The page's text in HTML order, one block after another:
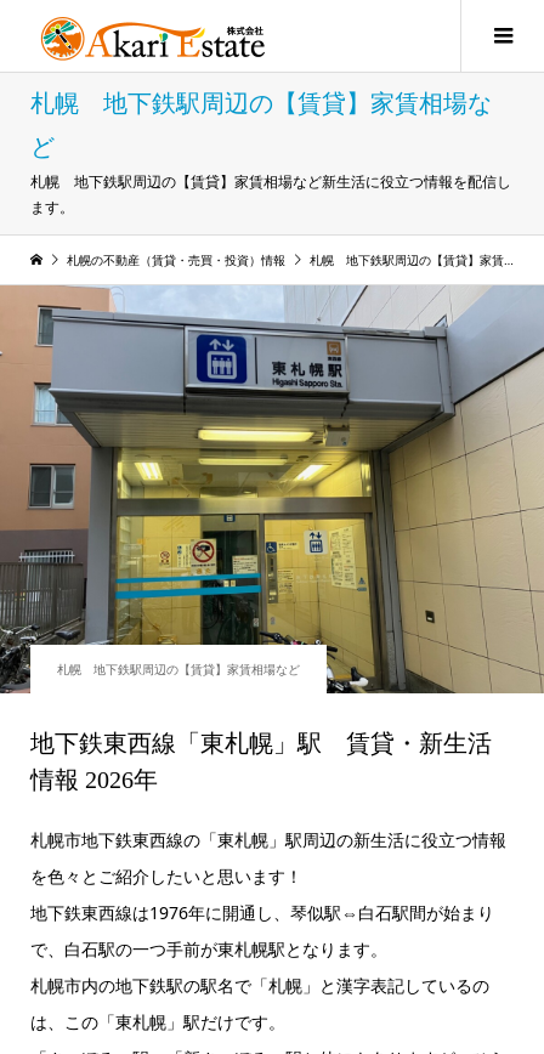
札幌 地下鉄駅周辺の【賃貸】家賃相場な
ど
札幌 地下鉄駅周辺の【賃貸】家賃相場など新生活に役立つ情報を配信し
ます。
札幌の不動産（賃貸・売買・投資）情報 札幌 地下鉄駅周辺の【賃貸】家賃相場など
札幌 地下鉄駅周辺の【賃貸】家賃相場など
地下鉄東西線「東札幌」駅 賃貸・新生活
情報 2026年
札幌市地下鉄東西線の「東札幌」駅周辺の新生活に役立つ情報
を色々とご紹介したいと思います！
地下鉄東西線は1976年に開通し、琴似駅⇔白石駅間が始まり
で、白石駅の一つ手前が東札幌駅となります。
札幌市内の地下鉄駅の駅名で「札幌」と漢字表記しているの
は、この「東札幌」駅だけです。